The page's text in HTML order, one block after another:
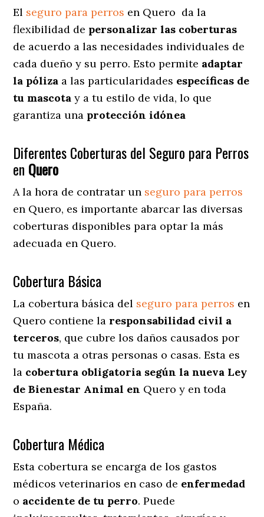
El seguro para perros en Quero da la
flexibilidad de personalizar las coberturas
de acuerdo a las necesidades individuales de
cada dueño y su perro. Esto permite adaptar
la póliza a las particularidades específicas de
tu mascota y a tu estilo de vida, lo que
garantiza una protección idónea
Diferentes Coberturas del Seguro para Perros
en Quero
A la hora de contratar un seguro para perros
en Quero, es importante abarcar las diversas
coberturas disponibles para optar la más
adecuada en Quero.
Cobertura Básica
La cobertura básica del seguro para perros en
Quero contiene la responsabilidad civil a
terceros, que cubre los daños causados por
tu mascota a otras personas o casas. Esta es
la cobertura obligatoria según la nueva Ley
de Bienestar Animal en Quero y en toda
España.
Cobertura Médica
Esta cobertura se encarga de los gastos
médicos veterinarios en caso de enfermedad
o accidente de tu perro. Puede